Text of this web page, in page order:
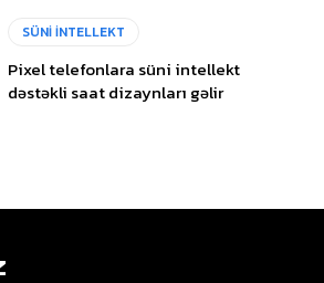
SÜNİ İNTELLEKT
Pixel telefonlara süni intellekt
dəstəkli saat dizaynları gəlir